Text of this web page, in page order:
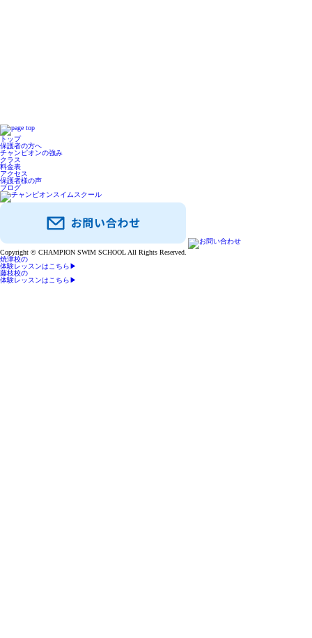
トップ
保護者の方へ
チャンピオンの強み
クラス
料金表
アクセス
保護者様の声
ブログ
Copyright © CHAMPION SWIM SCHOOL All Rights Reserved.
焼津校の
体験レッスンはこちら▶
藤枝校の
体験レッスンはこちら▶